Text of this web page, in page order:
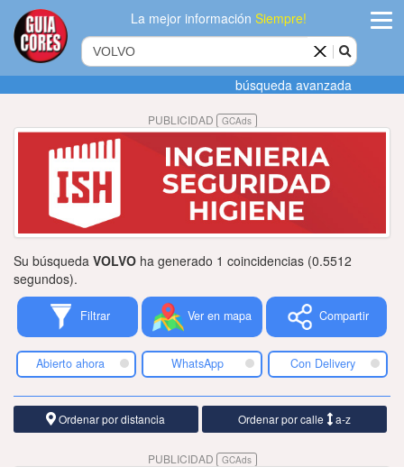
La mejor informaciónSiempre!
Agregar
empresa
Publicidad
Tiendacores
Contactenos
búsqueda avanzada
PUBLICIDAD GCAds
Su búsqueda VOLVO ha generado 1 coincidencias (0.5512
segundos).
Filtrar Ver en mapa Compartir
Abierto ahora WhatsApp Con Delivery
Ordenar por distancia Ordenar por calle a-z
PUBLICIDAD GCAds